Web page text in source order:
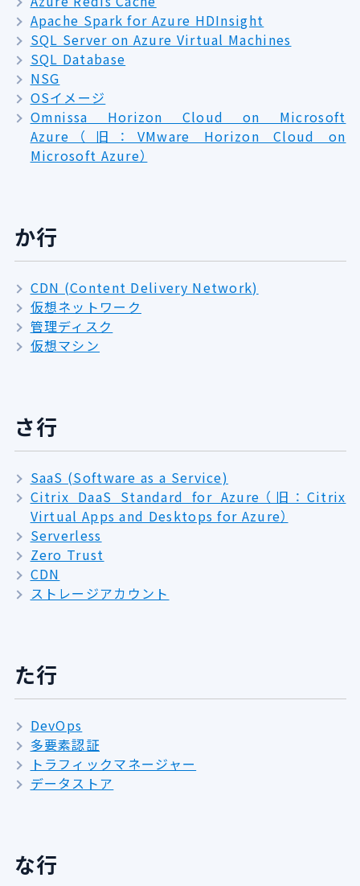
Apache Spark for Azure HDInsight
SQL Server on Azure Virtual Machines
SQL Database
NSG
OSイメージ
Omnissa Horizon Cloud on Microsoft
Azure（旧：VMware Horizon Cloud on
Microsoft Azure）
か行
CDN (Content Delivery Network)
仮想ネットワーク
管理ディスク
仮想マシン
さ行
SaaS (Software as a Service)
Citrix DaaS Standard for Azure（旧：Citrix
Virtual Apps and Desktops for Azure）
Serverless
Zero Trust
CDN
ストレージアカウント
た行
DevOps
多要素認証
トラフィックマネージャー
データストア
な行